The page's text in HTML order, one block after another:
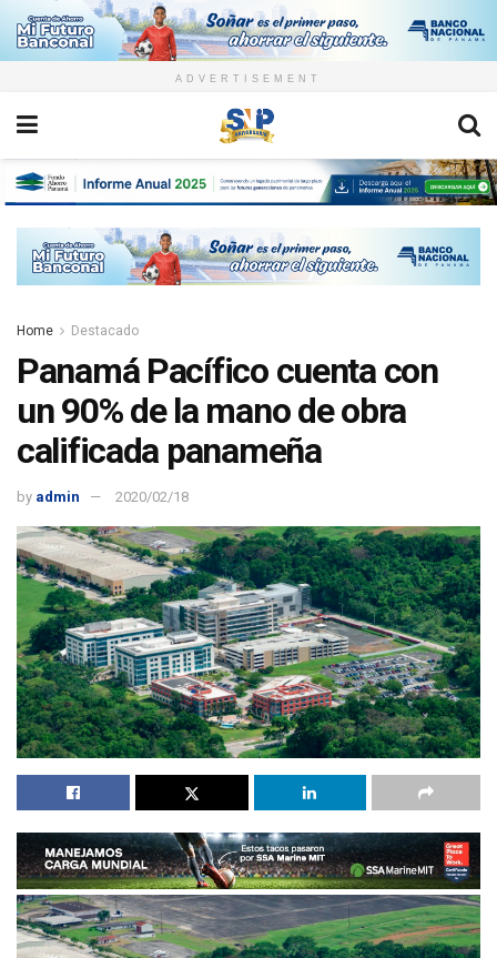
ADVERTISEMENT
Home Destacado
Panamá Pacífico cuenta con
un 90% de la mano de obra
calificada panameña
by admin 2020/02/18